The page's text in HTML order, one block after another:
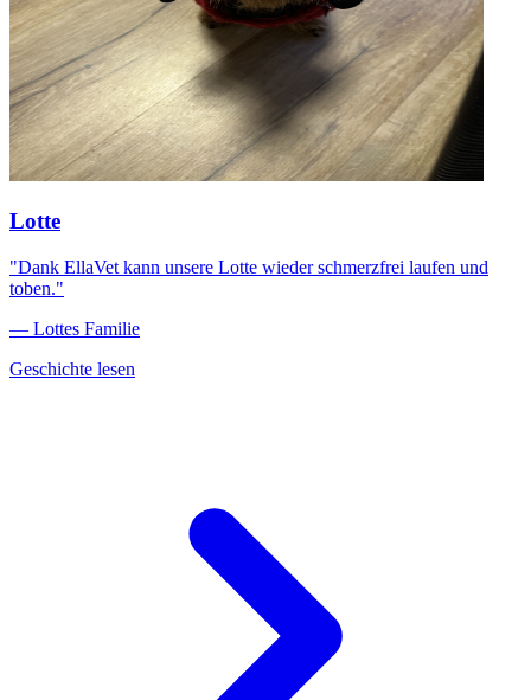
Lotte
"Dank EllaVet kann unsere Lotte wieder schmerzfrei laufen und
toben."
— Lottes Familie
Geschichte lesen